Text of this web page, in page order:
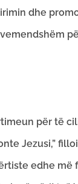
dhe
për të
Jezusi,”
edhe më